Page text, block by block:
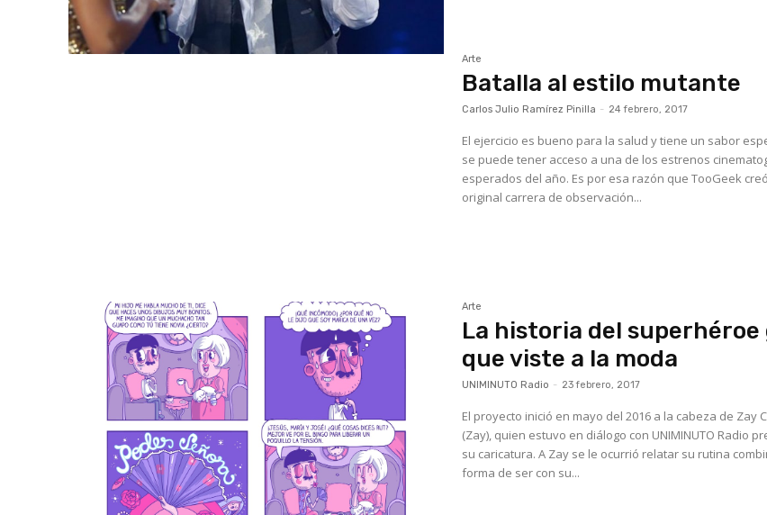
Arte
Batalla al estilo mutante
Carlos Julio Ramírez Pinilla - 24 febrero, 2017
El ejercicio es bueno para la salud y tiene un sabor
se puede tener acceso a una de los estrenos
esperados del año. Es por esa razón que TooGeek
original carrera de observación...
Arte
La historia del superhéroe
que viste a la moda
UNIMINUTO Radio - 23 febrero, 2017
El proyecto inició en mayo del 2016 a la cabeza de Zay
(Zay), quien estuvo en diálogo con UNIMINUTO Radio
su caricatura. A Zay se le ocurrió relatar su rutina
forma de ser con su...